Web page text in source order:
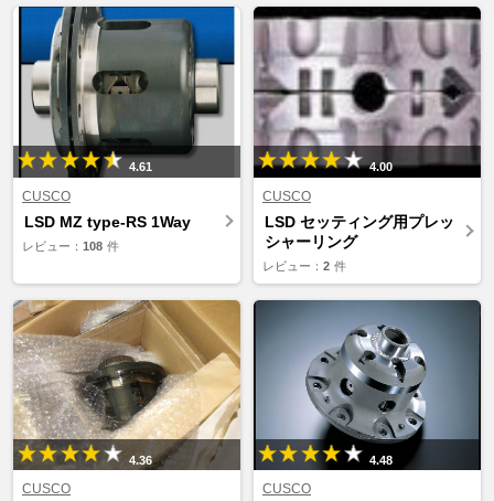
4.61
CUSCO
LSD MZ type-RS 1Way
レビュー： 108 件
4.00
CUSCO
LSD セッティング用プレッ
シャーリング
レビュー： 2 件
4.36
CUSCO
4.48
CUSCO